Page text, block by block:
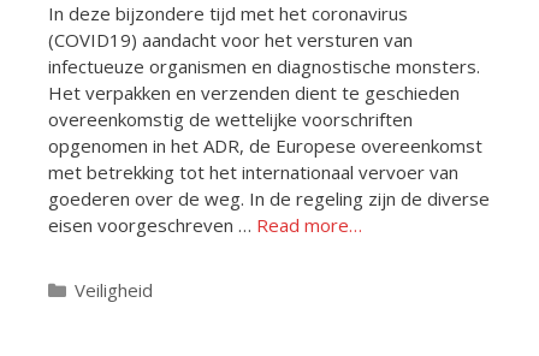
In deze bijzondere tijd met het coronavirus
(COVID19) aandacht voor het versturen van
infectueuze organismen en diagnostische monsters.
Het verpakken en verzenden dient te geschieden
overeenkomstig de wettelijke voorschriften
opgenomen in het ADR, de Europese overeenkomst
met betrekking tot het internationaal vervoer van
goederen over de weg. In de regeling zijn de diverse
eisen voorgeschreven … Read more…
Categorieën
Veiligheid